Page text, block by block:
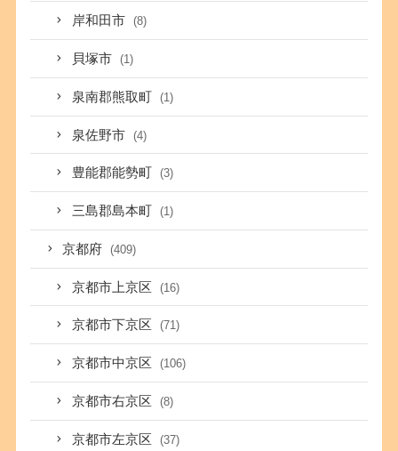
岸和田市 (8)
貝塚市 (1)
泉南郡熊取町 (1)
泉佐野市 (4)
豊能郡能勢町 (3)
三島郡島本町 (1)
京都府 (409)
京都市上京区 (16)
京都市下京区 (71)
京都市中京区 (106)
京都市右京区 (8)
京都市左京区 (37)